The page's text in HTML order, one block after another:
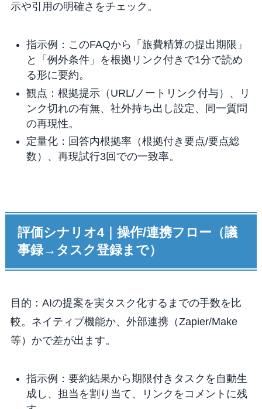
示や引用の明確さをチェック。
指示例：このFAQから「旅費精算の提出期限」
と「例外条件」を根拠リンク付きで1分で読め
る形に要約。
観点：根拠提示（URL/ノートリンク付与）、リ
ンク切れの有無、社外持ち出し設定、同一質問
の再現性。
定量化：回答内根拠率（根拠付き要点/要点総
数）、再現試行3回での一致率。
評価シナリオ4｜操作/連携フロー（議
事録→タスク登録まで）
目的：AIの提案を実タスク化するまでの手数を比
較。ネイティブ機能か、外部連携（Zapier/Make
等）かで差が出ます。
指示例：要約結果から期限付きタスクを自動生
成し、担当を割り当て、リンクをコメントに残